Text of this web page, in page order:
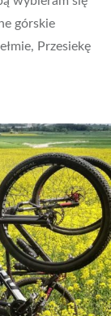
górskie
Przesiekę